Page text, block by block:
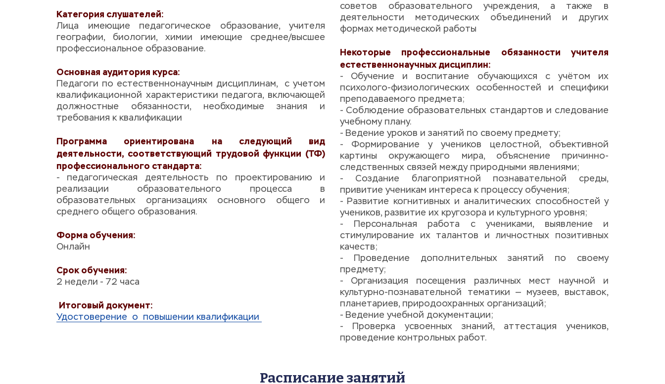
Категория слушателей:
Лица имеющие педагогическое образование, учителя
географии, биологии, химии имеющие среднее/высшее
профессиональное образование.
Основная аудитория курса: ​
​​Педагоги по естественнонаучным дисциплинам,  с учетом
квалификационной характеристики педагога, включающей
должностные обязанности, необходимые знания и
требования к квалификации
Программа ориентирована
на следующий вид
деятельности, соответствующий трудовой функции (ТФ)
профессионального стандарта:
- педагогическая деятельность по проектированию и
реализации образовательного процесса в
образовательных организациях основного общего и
среднего общего образования.
Форма обучения:
Онлайн
Срок обучения:
2 недели - 72 часа
Итоговый документ:
Удостоверение  о  повышении квалификации
советов образовательного учреждения, а также в
деятельности методических объединений и других
формах методической работы
Некоторые профессиональные обязанности учителя
естественнонаучных дисциплин:
- Обучение и воспитание обучающихся с учётом их
психолого-физиологических особенностей и специфики
преподаваемого предмета;
- Соблюдение образовательных стандартов и следование
учебному плану.
- Ведение уроков и занятий по своему предмету;
- Формирование у учеников целостной, объективной
картины окружающего мира, объяснение причинно-
следственных связей между природными явлениями;
- Создание благоприятной познавательной среды,
привитие ученикам интереса к процессу обучения;
- Развитие когнитивных и аналитических способностей у
учеников, развитие их кругозора и культурного уровня;
- Персональная работа с учениками, выявление и
стимулирование их талантов и личностных позитивных
качеств;
- Проведение дополнительных занятий по своему
предмету;
- Организация посещения различных мест научной и
культурно-познавательной тематики — музеев, выставок,
планетариев, природоохранных организаций;
- Ведение учебной документации;
- Проверка усвоенных знаний, аттестация учеников,
проведение контрольных работ.
Расписание занятий